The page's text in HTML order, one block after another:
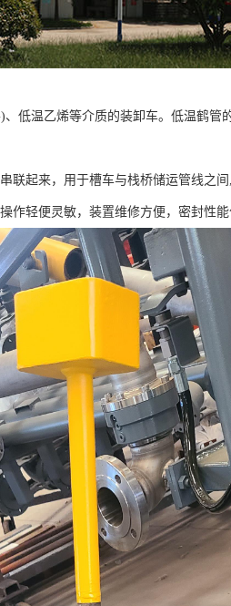
低温乙烯等介质的装卸车。低温鹤管
联起来，用于槽车与栈桥储运管线之间
作轻便灵敏，装置维修方便，密封性